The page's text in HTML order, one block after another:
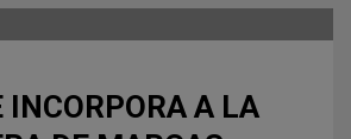
INCORPORA A LA